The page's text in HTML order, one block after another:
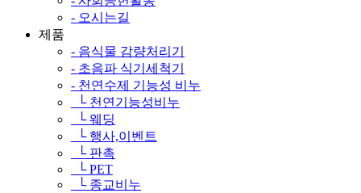
- 오시는길
제품
- 음식물 감량처리기
- 초음파 식기세척기
- 천연수제 기능성 비누
└ 천연기능성비누
└ 웨딩
└ 행사,이벤트
└ 판촉
└ PET
└ 종교비누